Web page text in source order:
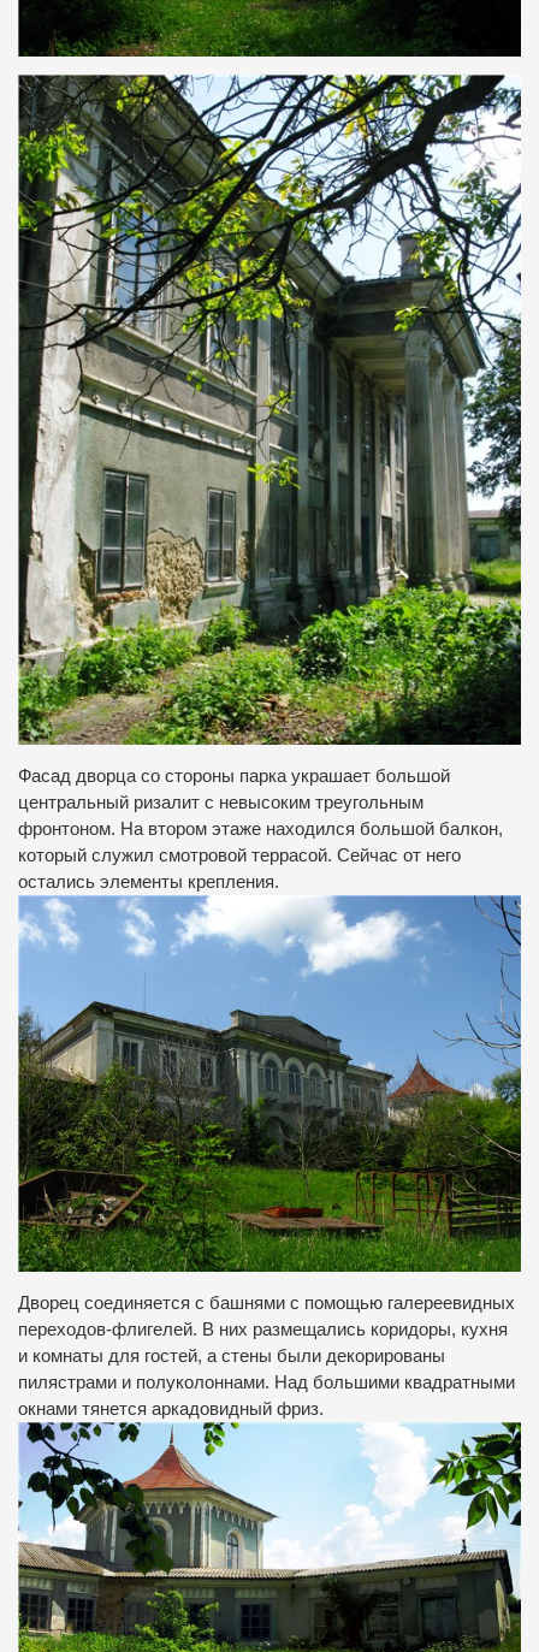
Фасад дворца со стороны парка украшает большой
центральный ризалит с невысоким треугольным
фронтоном. На втором этаже находился большой балкон,
который служил смотровой террасой. Сейчас от него
остались элементы крепления.
Дворец соединяется с башнями с помощью галереевидных
переходов-флигелей. В них размещались коридоры, кухня
и комнаты для гостей, а стены были декорированы
пилястрами и полуколоннами. Над большими квадратными
окнами тянется аркадовидный фриз.